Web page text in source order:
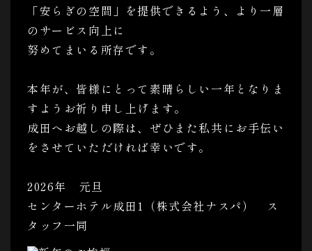
「安らぎの空間」を提供できるよう、より一層
のサービス向上に
努めてまいる所存です。
本年が、皆様にとって素晴らしい一年となりま
すようお祈り申し上げます。
成田へお越しの際は、ぜひまた私共にお手伝い
をさせていただければ幸いです。
2026年 元旦
センターホテル成田1（株式会社ナスパ） ス
タッフ一同